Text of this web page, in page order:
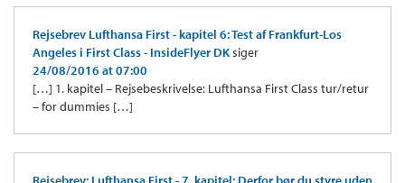
Rejsebrev Lufthansa First - kapitel 6: Test af Frankfurt-Los
Angeles i First Class - InsideFlyer DKsiger
24/08/2016 at 07:00
[…] 1. kapitel – Rejsebeskrivelse: Lufthansa First Class tur/retur
– for dummies […]